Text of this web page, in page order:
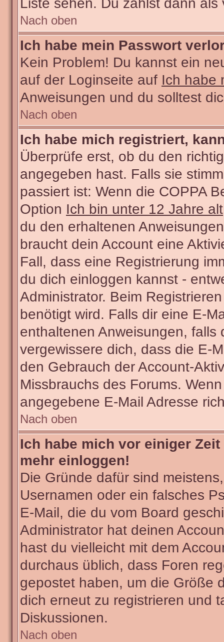
Nach oben
Ich habe mein Passwort
Kein Problem! Du kannst ein
auf der Loginseite auf Ich habe
Anweisungen und du solltest
Nach oben
Ich habe mich registriert,
Überprüfe erst, ob du den
angegeben hast. Falls sie
passiert ist: Wenn die COPPA
Option Ich bin unter 12 Jahre alt
du den erhaltenen
braucht dein Account eine
Fall, dass eine Registrierung
du dich einloggen kannst -
Administrator. Beim
benötigt wird. Falls dir eine E-
enthaltenen Anweisungen,
vergewissere dich, dass die E-
den Gebrauch der Account-
Missbrauchs des Forums.
angegebene E-Mail Adresse
Nach oben
Ich habe mich vor einiger
mehr einloggen!
Die Gründe dafür sind
Usernamen oder ein falsches
E-Mail, die du vom Board
Administrator hat deinen
hast du vielleicht mit dem
durchaus üblich, dass Foren
gepostet haben, um die Größe
dich erneut zu registrieren und
Diskussionen.
Nach oben